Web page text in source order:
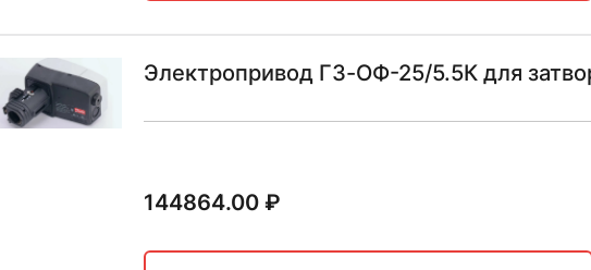
Электропривод ГЗ-ОФ-25/5.5К для
144864.00₽